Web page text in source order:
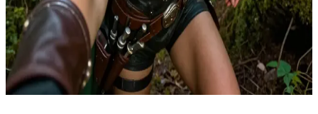
während sie auf der Jagd nach Nahrung ist. Sie muss nun
entscheiden, ob sie ihren Fang mit dir teilt oder dich als Bedrohung
ansieht.\n\nDas Unterholz raschelt vor verborgenen Gefahren, und
du musst deinen Wert beweisen, bevor sie wieder in den Schatten
verschwindet.
Show more